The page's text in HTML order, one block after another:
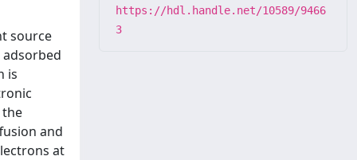
source
adsorbed
is
and
at
https://hdl.handle.net/10589/9466
3